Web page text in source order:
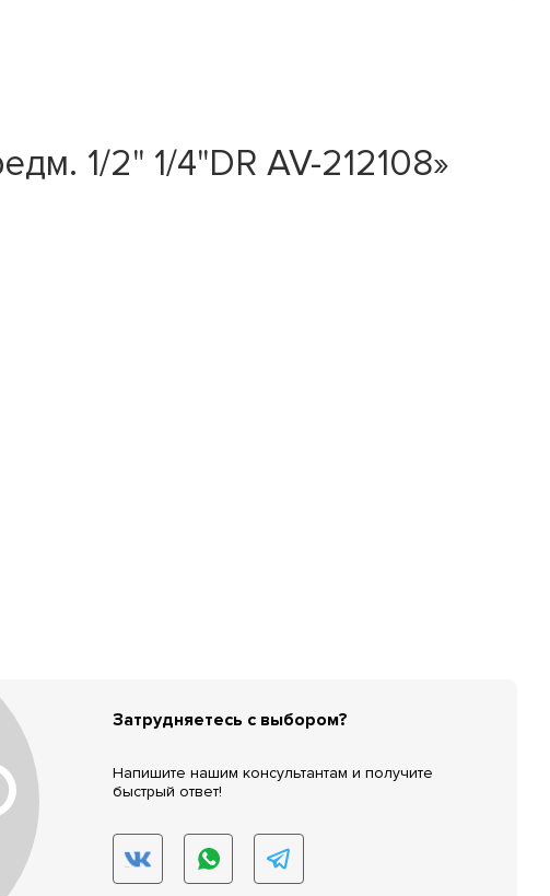
1/2" 1/4"DR AV-212108»
Затрудняетесь с выбором?
Напишите нашим консультантам и получите
быстрый ответ!